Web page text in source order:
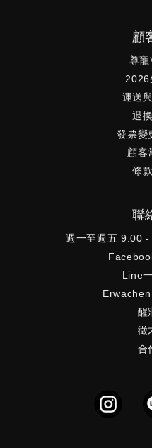
顧
尊
2026
運送
退
發票變
顧客
條
聯
週一至週五 9:00
Line
Erwachen
醒
徵
合